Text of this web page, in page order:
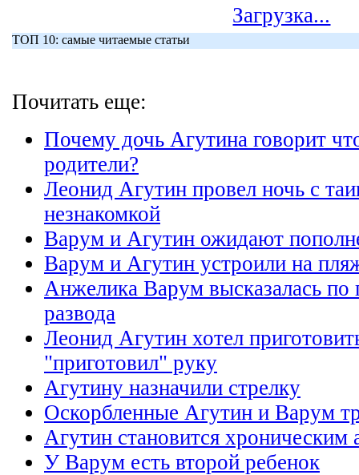
Загрузка...
ТОП 10: самые читаемые статьи
Почитать еще:
Почему дочь Агутина говорит
родители?
Леонид Агутин провел ночь с
незнакомкой
Варум и Агутин ожидают
Варум и Агутин устроили на
Анжелика Варум высказалась по
развода
Леонид Агутин хотел
"приготовил" руку
Агутину назначили стрелку
Оскорбленные Агутин и Варум
Агутин становится хроническим
У Варум есть второй ребенок